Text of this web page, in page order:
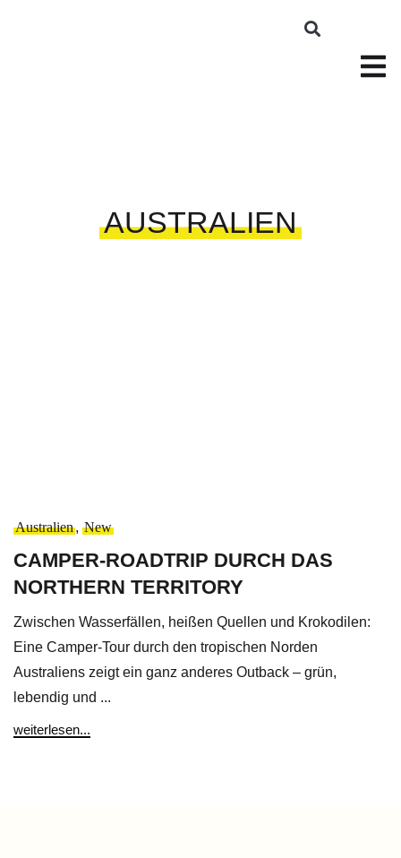
AUSTRALIEN
Australien, New
CAMPER-ROADTRIP DURCH DAS
NORTHERN TERRITORY
Zwischen Wasserfällen, heißen Quellen und Krokodilen:
Eine Camper-Tour durch den tropischen Norden
Australiens zeigt ein ganz anderes Outback – grün,
lebendig und ...
weiterlesen...